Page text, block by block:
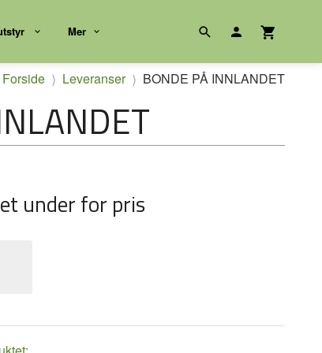
Mer
Forside Leveranser BONDE PÅ INNLANDET
under for pris